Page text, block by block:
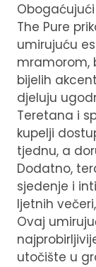
The Pure
umirujuću
mramorom,
bijelih
djeluju
Teretana i
kupelji
tjednu, a
Dodatno,
sjedenje i
ljetnih
Ovaj
utočište u